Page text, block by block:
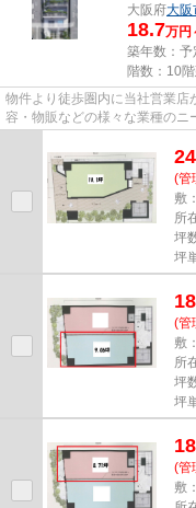
大阪府大阪
18.7万円
築年数：予
階数：10
物件より徒歩圏内に当社営業店
容・物販などの様々な業種のニ
尚、弊社ではおとり広告は一切
(管
敷
所
坪
坪
(管
敷
所
坪
坪
(管
敷